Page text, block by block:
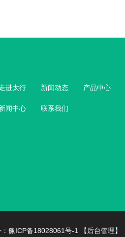
进太行 新闻动态 产品中心
闻中心 联系我们
豫ICP备18028061号-1 【后台管理】